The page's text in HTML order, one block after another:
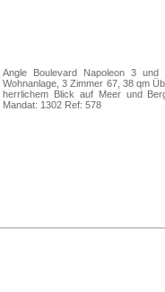
Angle Boulevard Napoleon 3
Wohnanlage, 3 Zimmer 67, 38 qm
herrlichem Blick auf Meer und
Mandat: 1302 Ref: 578